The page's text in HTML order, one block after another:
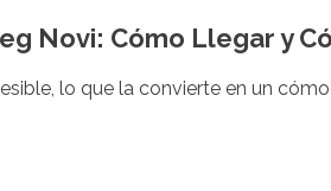
Novi: Cómo Llegar y
lo que la convierte en un